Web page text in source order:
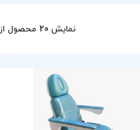
نمایش 20 محصول از